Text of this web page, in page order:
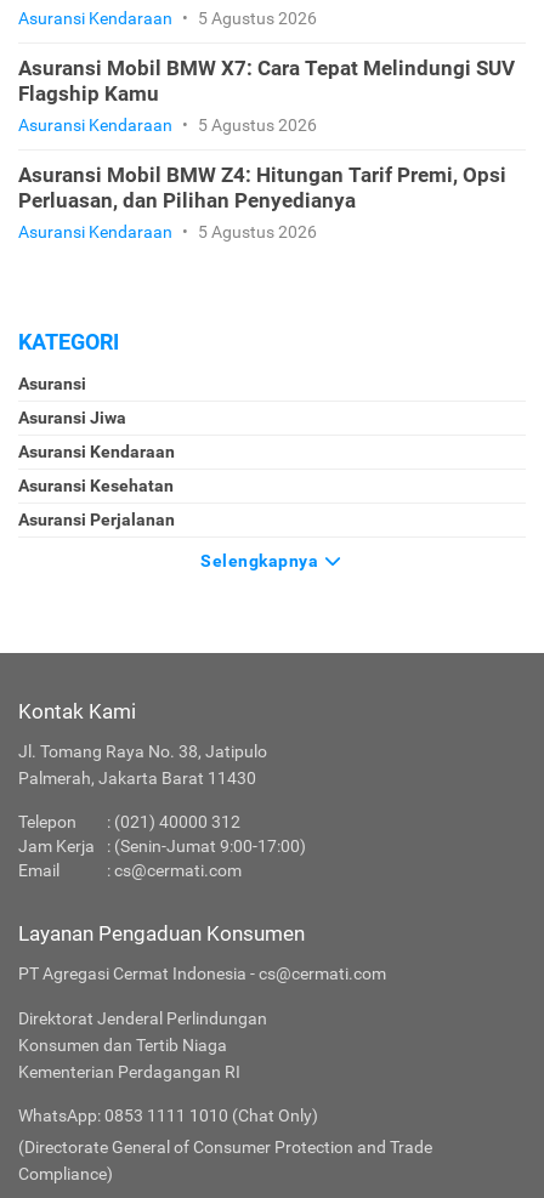
Asuransi Kendaraan • 5 Agustus 2026
Asuransi Mobil BMW X7: Cara Tepat Melindungi SUV
Flagship Kamu
Asuransi Kendaraan • 5 Agustus 2026
Asuransi Mobil BMW Z4: Hitungan Tarif Premi, Opsi
Perluasan, dan Pilihan Penyedianya
Asuransi Kendaraan • 5 Agustus 2026
KATEGORI
Asuransi
Asuransi Jiwa
Asuransi Kendaraan
Asuransi Kesehatan
Asuransi Perjalanan
Selengkapnya
Kontak Kami
Jl. Tomang Raya No. 38, Jatipulo
Palmerah, Jakarta Barat 11430
Telepon : (021) 40000 312
Jam Kerja
: (Senin-Jumat 9:00-17:00)
Email
:cs@cermati.com
Layanan Pengaduan Konsumen
PT Agregasi Cermat Indonesia - cs@cermati.com
Direktorat Jenderal Perlindungan
Konsumen dan Tertib Niaga
Kementerian Perdagangan RI
WhatsApp: 0853 1111 1010 (Chat Only)
(Directorate General of Consumer Protection and Trade
Compliance)